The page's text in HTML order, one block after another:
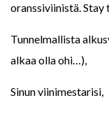
oranssiviinistä. Stay
Tunnelmallista
alkaa olla ohi…),
Sinun viinimestarisi,